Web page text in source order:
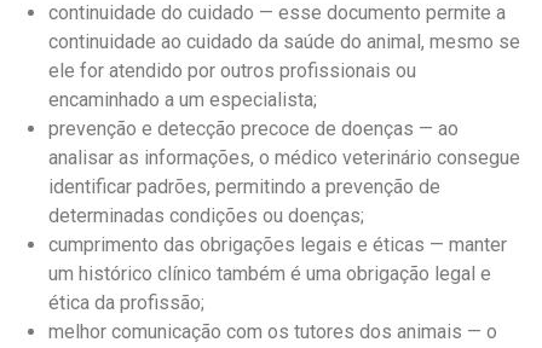
continuidade do cuidado — esse documento permite a
continuidade ao cuidado da saúde do animal, mesmo se
ele for atendido por outros profissionais ou
encaminhado a um especialista;
prevenção e detecção precoce de doenças — ao
analisar as informações, o médico veterinário consegue
identificar padrões, permitindo a prevenção de
determinadas condições ou doenças;
cumprimento das obrigações legais e éticas — manter
um histórico clínico também é uma obrigação legal e
ética da profissão;
melhor comunicação com os tutores dos animais — o